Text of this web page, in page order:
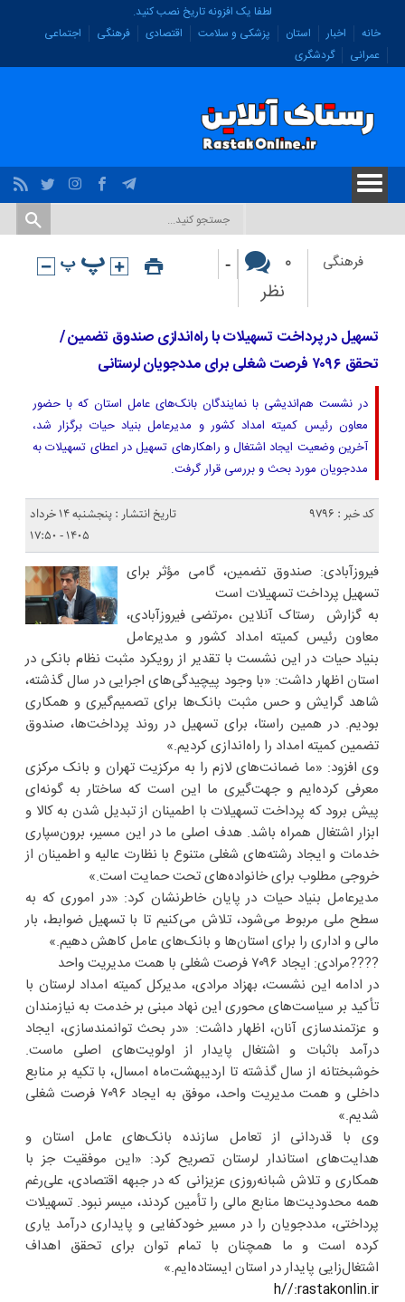
لطفا یک افزونه تاریخ نصب کنید.
خانه
اخبار استان پزشکی و سلامت اقتصادی فرهنگی
اجتماعی
عمرانی
گردشگری
فرهنگی
۰
نظر
-
تسهیل در پرداخت تسهیلات با راه‌اندازی صندوق تضمین /
تحقق ۷۰۹۶ فرصت شغلی برای مددجویان لرستانی
در نشست هم‌اندیشی با نمایندگان بانک‌های عامل استان که با حضور
معاون رئیس کمیته امداد کشور و مدیرعامل بنیاد حیات برگزار شد،
آخرین وضعیت ایجاد اشتغال و راهکارهای تسهیل در اعطای تسهیلات به
مددجویان مورد بحث و بررسی قرار گرفت.
کد خبر : 9796
تاریخ انتشار : پنجشنبه ۱۴ خرداد
۱۴۰۵ - ۱۷:۵۰
فیروزآبادی: صندوق تضمین، گامی مؤثر برای
تسهیل پرداخت تسهیلات است
به گزارش رستاک آنلاین ،مرتضی فیروزآبادی،
معاون رئیس کمیته امداد کشور و مدیرعامل
بنیاد حیات در این نشست با تقدیر از رویکرد مثبت نظام بانکی در
استان اظهار داشت: «با وجود پیچیدگی‌های اجرایی در سال گذشته،
شاهد گرایش و حس مثبت بانک‌ها برای تصمیم‌گیری و همکاری
بودیم. در همین راستا، برای تسهیل در روند پرداخت‌ها، صندوق
تضمین کمیته امداد را راه‌اندازی کردیم.»
وی افزود: «ما ضمانت‌های لازم را به مرکزیت تهران و بانک مرکزی
معرفی کرده‌ایم و جهت‌گیری ما این است که ساختار به گونه‌ای
پیش برود که پرداخت تسهیلات با اطمینان از تبدیل شدن به کالا و
ابزار اشتغال همراه باشد. هدف اصلی ما در این مسیر، برون‌سپاری
خدمات و ایجاد رشته‌های شغلی متنوع با نظارت عالیه و اطمینان از
خروجی مطلوب برای خانواده‌های تحت حمایت است.»
مدیرعامل بنیاد حیات در پایان خاطرنشان کرد: «در اموری که به
سطح ملی مربوط می‌شود، تلاش می‌کنیم تا با تسهیل ضوابط، بار
مالی و اداری را برای استان‌ها و بانک‌های عامل کاهش دهیم.»
????مرادی: ایجاد ۷۰۹۶ فرصت شغلی با همت مدیریت واحد
در ادامه این نشست، بهزاد مرادی، مدیرکل کمیته امداد لرستان با
تأکید بر سیاست‌های محوری این نهاد مبنی بر خدمت به نیازمندان
و عزتمندسازی آنان، اظهار داشت: «در بحث توانمندسازی، ایجاد
درآمد باثبات و اشتغال پایدار از اولویت‌های اصلی ماست.
خوشبختانه از سال گذشته تا اردیبهشت‌ماه امسال، با تکیه بر منابع
داخلی و همت مدیریت واحد، موفق به ایجاد ۷۰۹۶ فرصت شغلی
شدیم.»
وی با قدردانی از تعامل سازنده بانک‌های عامل استان و
هدایت‌های استاندار لرستان تصریح کرد: «این موفقیت جز با
همکاری و تلاش شبانه‌روزی عزیزانی که در جبهه اقتصادی، علی‌رغم
همه محدودیت‌ها منابع مالی را تأمین کردند، میسر نبود. تسهیلات
پرداختی، مددجویان را در مسیر خودکفایی و پایداری درآمد یاری
کرده است و ما همچنان با تمام توان برای تحقق اهداف
اشتغال‌زایی پایدار در استان ایستاده‌ایم.»
h//:rastakonlin.ir